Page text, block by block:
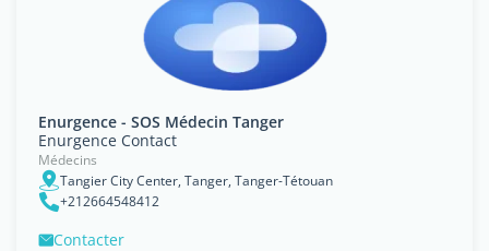
Enurgence - SOS Médecin Tanger
Enurgence Contact
Médecins
Tangier City Center, Tanger, Tanger-Tétouan
+212664548412
Contacter